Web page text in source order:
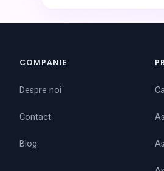
COMPANIE
Despre noi
Contact
Blog